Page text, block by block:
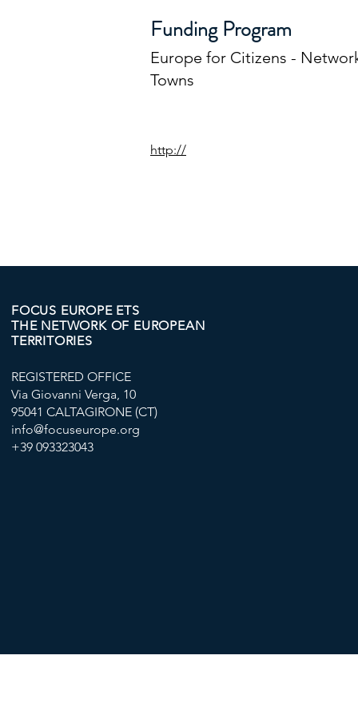
Funding Program
Europe for Citizens -
Towns
http://
FOCUS EUROPE ETS
THE NETWORK OF EUROPEAN
TERRITORIES
REGISTERED OFFICE
Via Giovanni Verga, 10
95041 CALTAGIRONE (CT)
info@focuseurope.org
+39 093323043